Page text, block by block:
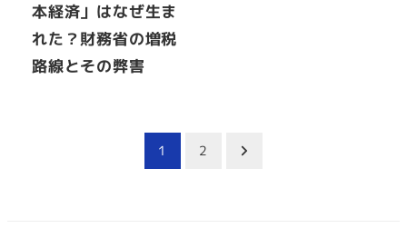
本経済」はなぜ生ま
れた？財務省の増税
路線とその弊害
1 2